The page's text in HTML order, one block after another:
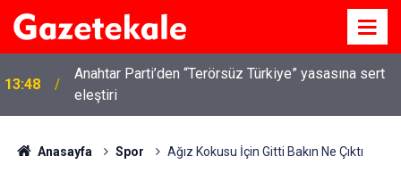
13:48
Anahtar Parti’den “Terörsüz Türkiye” yasasına sert
eleştiri
13:07
Kırıkkale’de hayvan hastalıklarına karşı denetimler
artırıldı
Anasayfa Spor Ağız Kokusu İçin Gitti Bakın Ne Çıktı